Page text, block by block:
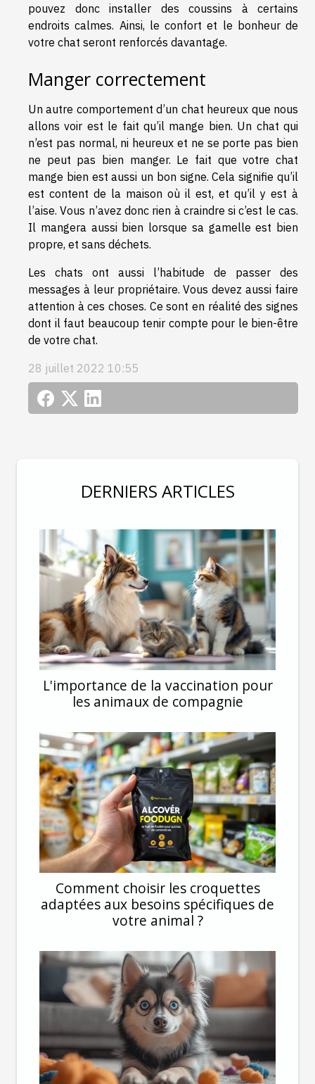
DERNIERS ARTICLES
L'importance de la vaccination pour
les animaux de compagnie
Comment choisir les croquettes
adaptées aux besoins spécifiques de
votre animal ?
pouvez donc installer des coussins à certains
endroits calmes. Ainsi, le confort et le bonheur de
votre chat seront renforcés davantage.
Manger correctement
Un autre comportement d’un chat heureux que nous
allons voir est le fait qu’il mange bien. Un chat qui
n’est pas normal, ni heureux et ne se porte pas bien
ne peut pas bien manger. Le fait que votre chat
mange bien est aussi un bon signe. Cela signifie qu’il
est content de la maison où il est, et qu’il y est à
l’aise. Vous n’avez donc rien à craindre si c’est le cas.
Il mangera aussi bien lorsque sa gamelle est bien
propre, et sans déchets.
Les chats ont aussi l’habitude de passer des
messages à leur propriétaire. Vous devez aussi faire
attention à ces choses. Ce sont en réalité des signes
dont il faut beaucoup tenir compte pour le bien-être
de votre chat.
28 juillet 2022 10:55